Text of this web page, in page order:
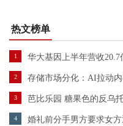
热文榜单
1 华大基因上半年营收20.7
2 存储市场分化：AI拉动
3 芭比乐园 糖果色的反乌
4 婚礼前分手男方要求女